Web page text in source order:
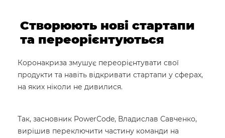
Створюють нові стартапи
та переорієнтуються
Коронакриза змушує переорієнтувати свої
продукти та навіть відкривати стартапи у сферах,
на яких ніколи не дивилися.
Так, засновник PowerCode, Владислав Савченко,
вирішив переключити частину команди на